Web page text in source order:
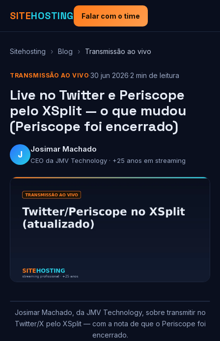
SITEHOSTING Falar com o time
Sitehosting › Blog › Transmissão ao vivo
TRANSMISSÃO AO VIVO·30 jun 2026·2 min de leitura
Live no Twitter e Periscope
pelo XSplit — o que mudou
(Periscope foi encerrado)
J
Josimar Machado
CEO da JMV Technology · +25 anos em streaming
Josimar Machado, da JMV Technology, sobre transmitir no
Twitter/X pelo XSplit — com a nota de que o Periscope foi
encerrado.